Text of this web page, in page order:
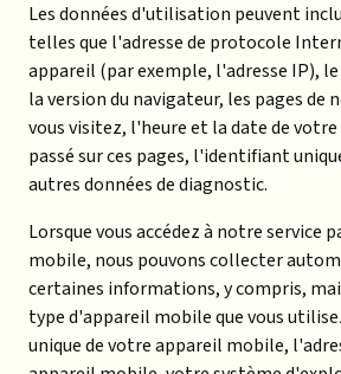
Les données d'utilisation peuvent
telles que l'adresse de protocole
appareil (par exemple, l'adresse IP),
la version du navigateur, les pages de
vous visitez, l'heure et la date de
passé sur ces pages, l'identifiant
autres données de diagnostic.
Lorsque vous accédez à notre service
mobile, nous pouvons collecter
certaines informations, y compris,
type d'appareil mobile que vous
unique de votre appareil mobile,